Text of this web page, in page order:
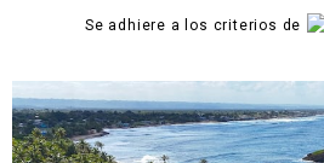
Se adhiere a los criterios de